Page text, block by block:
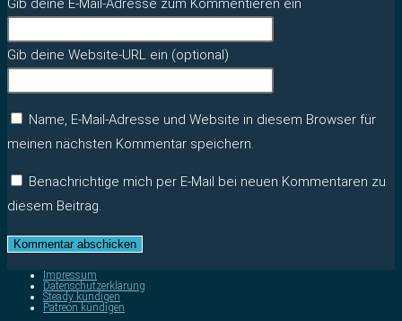
Gib deine E-Mail-Adresse zum Kommentieren ein
Gib deine Website-URL ein (optional)
Name, E-Mail-Adresse und Website in diesem Browser für
meinen nächsten Kommentar speichern.
Benachrichtige mich per E-Mail bei neuen Kommentaren zu
diesem Beitrag.
Impressum
Datenschutzerklärung
Steady kündigen
Patreon kündigen